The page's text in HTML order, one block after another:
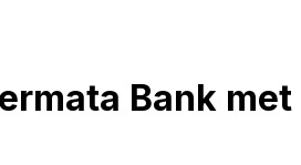
Bank met